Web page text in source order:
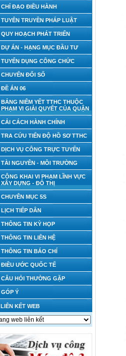
CHỈ ĐẠO ĐIỀU HÀNH
TUYÊN TRUYỀN PHÁP LUẬT
QUY HOẠCH PHÁT TRIỂN
DỰ ÁN - HẠNG MỤC ĐẦU TƯ
TUYỂN DỤNG CÔNG CHỨC
CHUYỂN ĐỔI SỐ
ĐỀ ÁN 06
BẢNG NIÊM YẾT TTHC THUỘC
PHẠM VI GIẢI QUYẾT CỦA QUẬN
CẢI CÁCH HÀNH CHÍNH
TRA CỨU TIẾN ĐỘ HỒ SƠ TTHC
DỊCH VỤ CÔNG TRỰC TUYẾN
TÀI NGUYÊN - MÔI TRƯỜNG
CÔNG KHAI VI PHẠM LĨNH VỰC
XÂY DỰNG - ĐÔ THỊ
CHUYÊN MỤC 5S
LỊCH TIẾP DÂN
THÔNG TIN KỲ HỌP
THÔNG TIN LIÊN HỆ
THÔNG TIN BÁO CHÍ
ĐIỀU ƯỚC QUỐC TẾ
CÂU HỎI THƯỜNG GẶP
GÓP Ý
LIÊN KẾT WEB